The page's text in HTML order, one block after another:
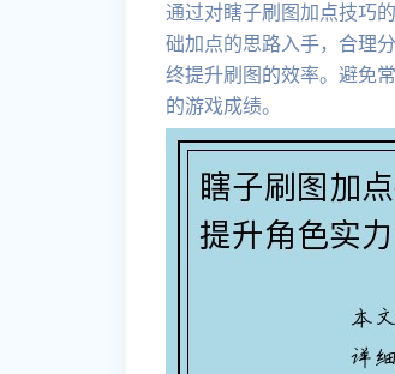
通过对瞎子刷图加点技巧
础加点的思路入手，合理
终提升刷图的效率。避免
的游戏成绩。